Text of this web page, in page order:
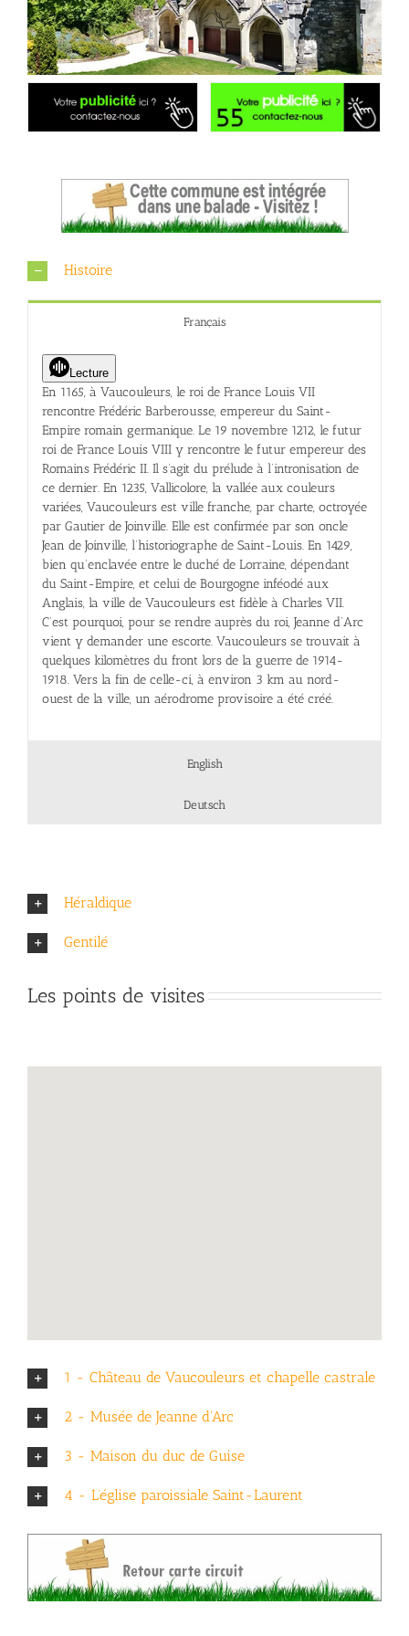
Histoire
Français
Lecture
En 1165, à Vaucouleurs, le roi de France Louis VII
rencontre Frédéric Barberousse, empereur du Saint-
Empire romain germanique. Le 19 novembre 1212, le futur
roi de France Louis VIII y rencontre le futur empereur des
Romains Frédéric II. Il s’agit du prélude à l’intronisation de
ce dernier. En 1235, Vallicolore, la vallée aux couleurs
variées, Vaucouleurs est ville franche, par charte, octroyée
par Gautier de Joinville. Elle est confirmée par son oncle
Jean de Joinville, l’historiographe de Saint-Louis. En 1429,
bien qu’enclavée entre le duché de Lorraine, dépendant
du Saint-Empire, et celui de Bourgogne inféodé aux
Anglais, la ville de Vaucouleurs est fidèle à Charles VII.
C’est pourquoi, pour se rendre auprès du roi, Jeanne d’Arc
vient y demander une escorte. Vaucouleurs se trouvait à
quelques kilomètres du front lors de la guerre de 1914-
1918. Vers la fin de celle-ci, à environ 3 km au nord-
ouest de la ville, un aérodrome provisoire a été créé.
English
Deutsch
Héraldique
Gentilé
Les points de visites
1 - Château de Vaucouleurs et chapelle castrale
2 - Musée de Jeanne d'Arc
3 - Maison du duc de Guise
4 - L’église paroissiale Saint-Laurent